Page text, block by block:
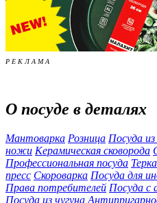
Р Е К Л А М А
О посуде в деталях
Мантоварка Розница Посуда
ножи Керамическая сковорода
Профессиональная посуда Терка
пресс Скороварка Посуда для
Права потребителей Посуда с
Посуда из чугуна